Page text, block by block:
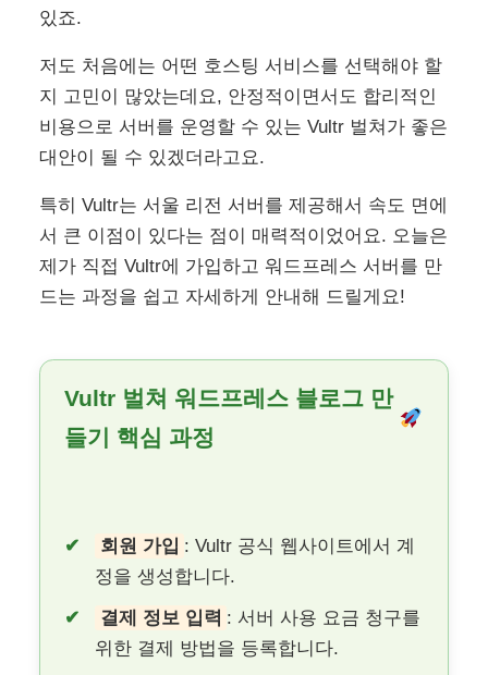
있죠.
저도 처음에는 어떤 호스팅 서비스를 선택해야 할
지 고민이 많았는데요, 안정적이면서도 합리적인
비용으로 서버를 운영할 수 있는 Vultr 벌쳐가 좋은
대안이 될 수 있겠더라고요.
특히 Vultr는 서울 리전 서버를 제공해서 속도 면에
서 큰 이점이 있다는 점이 매력적이었어요. 오늘은
제가 직접 Vultr에 가입하고 워드프레스 서버를 만
드는 과정을 쉽고 자세하게 안내해 드릴게요!
Vultr 벌쳐 워드프레스 블로그 만
들기 핵심 과정
회원 가입 : Vultr 공식 웹사이트에서 계
정을 생성합니다.
결제 정보 입력 : 서버 사용 요금 청구를
위한 결제 방법을 등록합니다.